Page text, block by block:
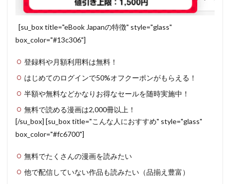
[su_box title="eBook Japanの特徴" style="glass"
box_color="#13c306"]
登録料や月額利用料は無料！
はじめてのログインで50%オフクーポンがもらえる！
半額や無料などかなりお得なセールを随時実施中！
無料で読める漫画は2,000冊以上！
[/su_box] [su_box title="こんな人におすすめ" style="glass"
box_color="#fc6700"]
無料でたくさんの漫画を読みたい
他で配信していない作品も読みたい（品揃え豊富）